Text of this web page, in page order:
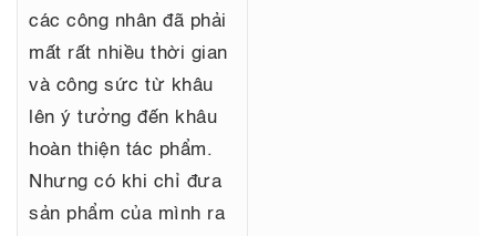
các công nhân đã phải
mất rất nhiều thời gian
và công sức từ khâu
lên ý tưởng đến khâu
hoàn thiện tác phẩm.
Nhưng có khi chỉ đưa
sản phẩm của mình ra